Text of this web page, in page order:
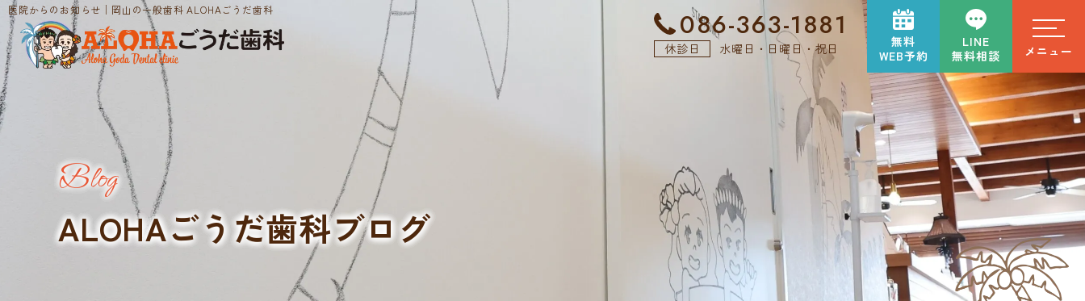
医院からのお知らせ│岡山の一般歯科 ALOHAごうだ歯科 086-363-1881
休診日 水曜日・日曜日・祝日
無料
WEB予約
LINE
無料相談
メニュー
Blog
ALOHAごうだ歯科ブログ